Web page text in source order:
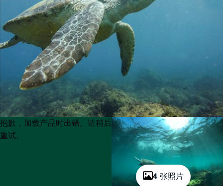
4 张照片
Product
List
Product
List
抱歉，加载产品时出错。请稍后
重试。